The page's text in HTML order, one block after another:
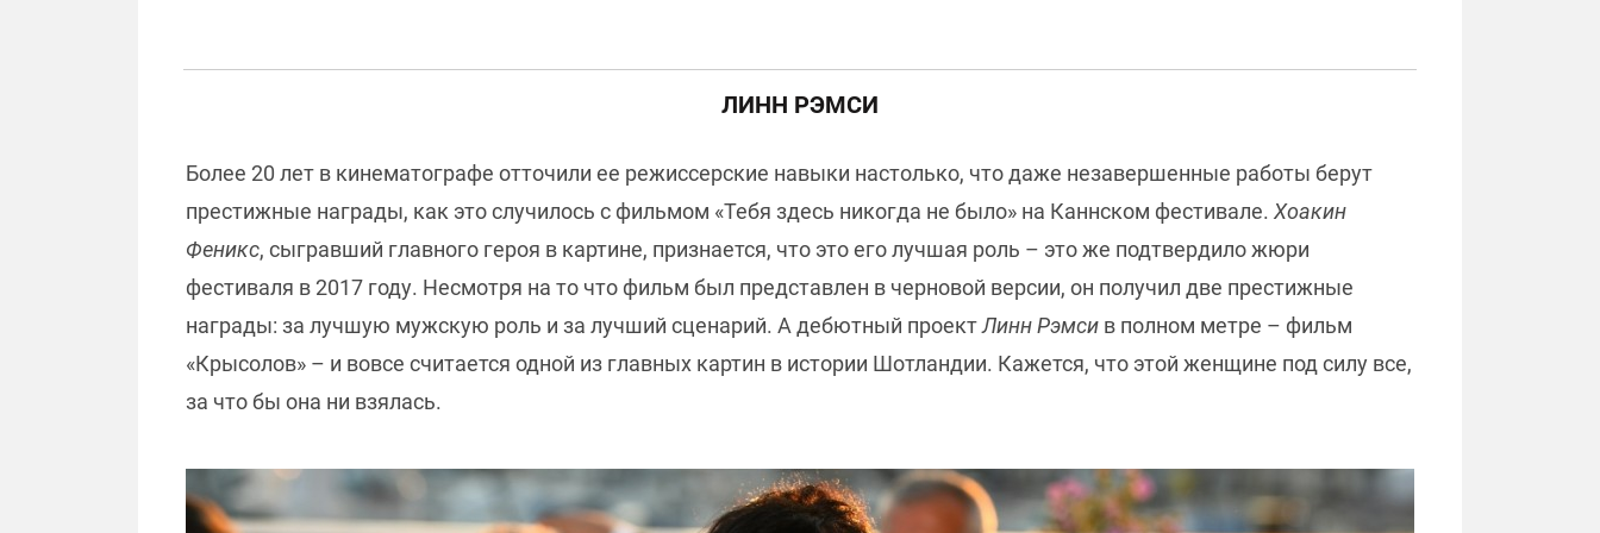
ЛИНН РЭМСИ
Более 20 лет в кинематографе отточили ее режиссерские навыки настолько, что даже незавершенные работы берут
престижные награды, как это случилось с фильмом «Тебя здесь никогда не было» на Каннском фестивале. Хоакин
Феникс, сыгравший главного героя в картине, признается, что это его лучшая роль – это же подтвердило жюри
фестиваля в 2017 году. Несмотря на то что фильм был представлен в черновой версии, он получил две престижные
награды: за лучшую мужскую роль и за лучший сценарий. А дебютный проектЛинн Рэмси в полном метре – фильм
«Крысолов» – и вовсе считается одной из главных картин в истории Шотландии. Кажется, что этой женщине под силу все,
за что бы она ни взялась.